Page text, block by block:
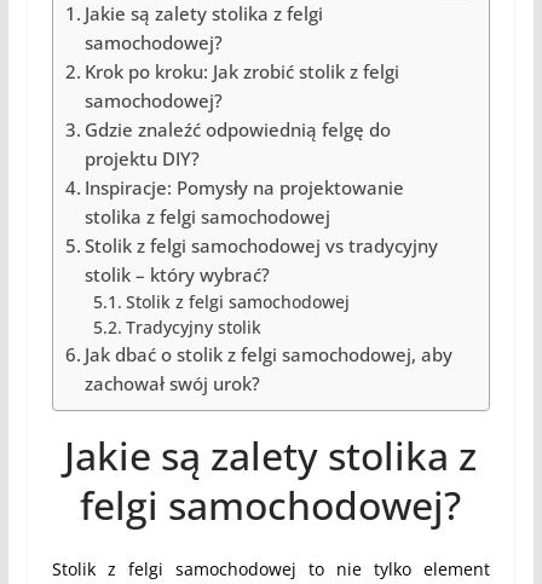
Jakie są zalety stolika z felgi
samochodowej?
Krok po kroku: Jak zrobić stolik z felgi
samochodowej?
Gdzie znaleźć odpowiednią felgę do
projektu DIY?
Inspiracje: Pomysły na projektowanie
stolika z felgi samochodowej
Stolik z felgi samochodowej vs tradycyjny
stolik – który wybrać?
Stolik z felgi samochodowej
Tradycyjny stolik
Jak dbać o stolik z felgi samochodowej, aby
zachował swój urok?
Jakie są zalety stolika z
felgi samochodowej?
Stolik z felgi samochodowej to nie tylko element